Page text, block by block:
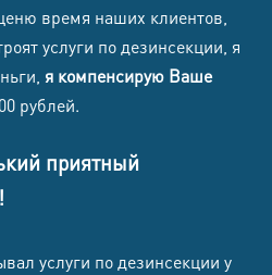
время наших клиентов,
услуги по дезинсекции, я
я компенсирую Ваше
рублей.
приятный
услуги по дезинсекции у